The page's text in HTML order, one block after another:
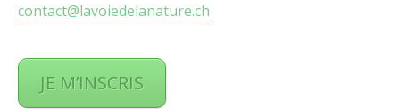
contact@lavoiedelanature.ch
JE M’INSCRIS